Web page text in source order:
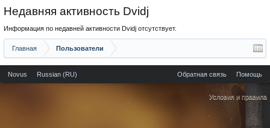
Недавняя активность Dvidj
Информация по недавней активности Dvidj отсутствует.
Главная Пользователи
Novus Russian (RU) Обратная связь Помощь
Условия и правила